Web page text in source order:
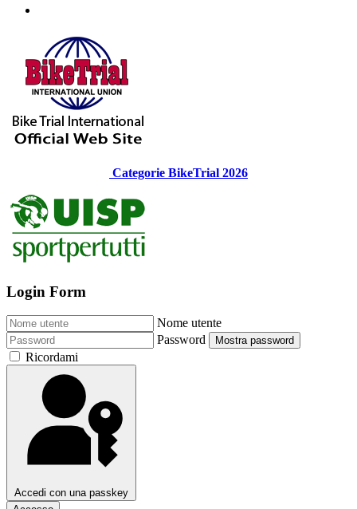
Categorie BikeTrial 2026
Login Form
Nome utente
Password
Mostra password
Ricordami
Accedi con una passkey